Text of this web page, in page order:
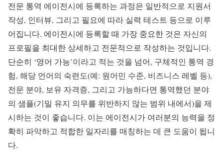
전문 통역 에이전시에 등록하는 과정은 일반적으로 지원서
작성, 인터뷰, 그리고 필요에 따라 실력 테스트 등으로 이루
어집니다. 에이전시에 등록할 때 가장 중요한 것은 자신의
프로필을 최대한 상세하고 전문적으로 작성하는 것입니다.
단순히 ‘영어 가능’이라고 적는 것을 넘어, 구체적인 통역 경
험, 해당 언어의 숙련도(예: 원어민 수준, 비즈니스 레벨 등),
전문 분야, 보유 자격증, 그리고 가능하다면 통역했던 분야
의 샘플(기밀 유지 의무를 위반하지 않는 범위 내에서)을 제
시하는 것이 좋습니다. 이는 에이전시가 여러분의 능력을 정
확히 파악하고 적합한 일자리를 매칭하는 데 큰 도움이 됩니
다.